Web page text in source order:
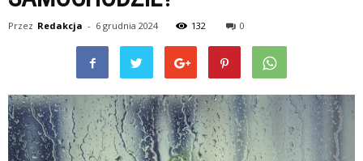
Przez Redakcja - 6 grudnia 2024 132 0